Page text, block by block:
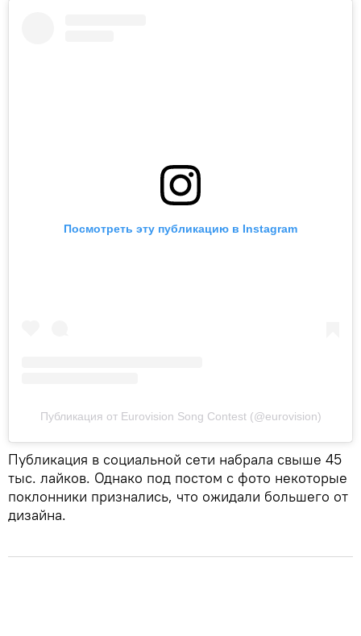
Посмотреть эту публикацию в Instagram
Публикация от Eurovision Song Contest (@eurovision)
Публикация в социальной сети набрала свыше 45
тыс. лайков. Однако под постом с фото некоторые
поклонники признались, что ожидали большего от
дизайна.